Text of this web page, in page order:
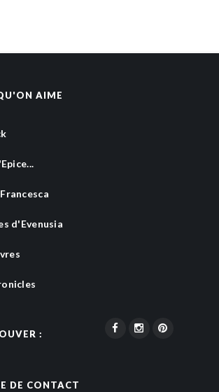
AIME
d'Evenusia
:
DE CONTACT